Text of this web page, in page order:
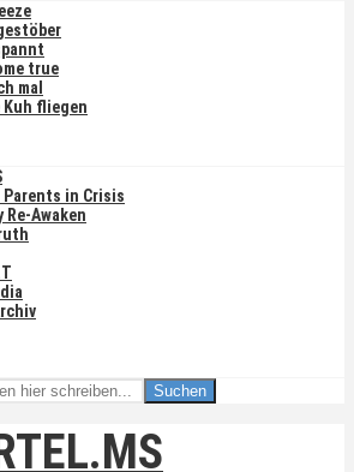
true
mal
Kuh fliegen
in Crisis
Re-Awaken
Suchen